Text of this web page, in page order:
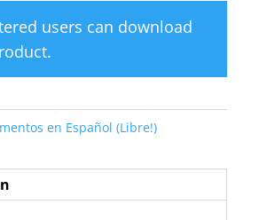
users can download
en Español (Libre!)